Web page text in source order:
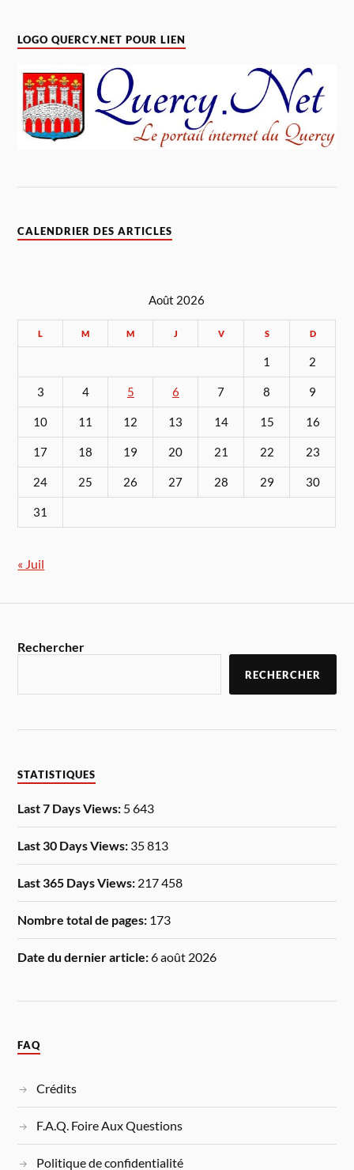
LOGO QUERCY.NET POUR LIEN
CALENDRIER DES ARTICLES
Août 2026
L M M J V S D
1 2
3 4 5 6 7 8 9
10 11 12 13 14 15 16
17 18 19 20 21 22 23
24 25 26 27 28 29 30
31
« Juil
Rechercher
RECHERCHER
STATISTIQUES
Last 7 Days Views: 5 643
Last 30 Days Views: 35 813
Last 365 Days Views: 217 458
Nombre total de pages: 173
Date du dernier article:6 août 2026
FAQ
Crédits
F.A.Q. Foire Aux Questions
Politique de confidentialité